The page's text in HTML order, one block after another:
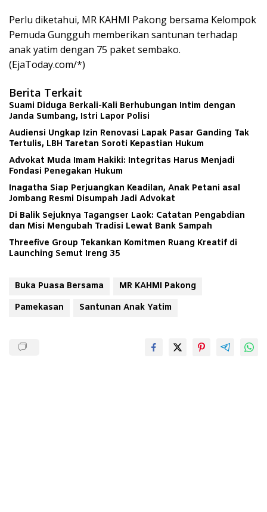
Perlu diketahui, MR KAHMI Pakong bersama Kelompok
Pemuda Gungguh memberikan santunan terhadap
anak yatim dengan 75 paket sembako.
(EjaToday.com/*)
Berita Terkait
Suami Diduga Berkali-Kali Berhubungan Intim dengan
Janda Sumbang, Istri Lapor Polisi
Audiensi Ungkap Izin Renovasi Lapak Pasar Ganding Tak
Tertulis, LBH Taretan Soroti Kepastian Hukum
Advokat Muda Imam Hakiki: Integritas Harus Menjadi
Fondasi Penegakan Hukum
Inagatha Siap Perjuangkan Keadilan, Anak Petani asal
Jombang Resmi Disumpah Jadi Advokat
Di Balik Sejuknya Tagangser Laok: Catatan Pengabdian
dan Misi Mengubah Tradisi Lewat Bank Sampah
Threefive Group Tekankan Komitmen Ruang Kreatif di
Launching Semut Ireng 35
Buka Puasa Bersama
MR KAHMI Pakong
Pamekasan
Santunan Anak Yatim